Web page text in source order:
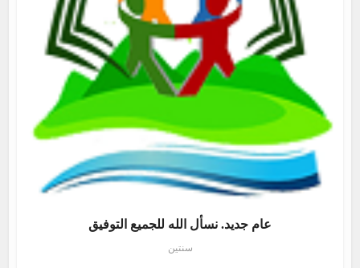
عام جديد. نسأل الله للجميع التوفيق
سنتين